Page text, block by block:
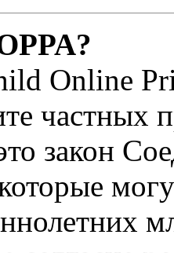
Online
частных
закон